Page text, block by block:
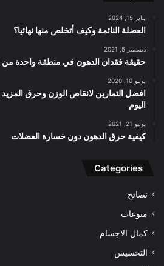
يناير 15, 2024
العضلة النائمة وكيف أتخلص منها نهائيا؟
ديسمبر 5, 2021
حقيقة فقدان الدهون في منطقة واحدة
يوليو 10, 2020
افضل التمارين لانقاص الوزن وحرق
اليوم
يونيو 21, 2021
كيفية حرق الدهون دون خسارة العضلات
Categories
نصائح
منوعات
كمال الاجسام
التخسيس